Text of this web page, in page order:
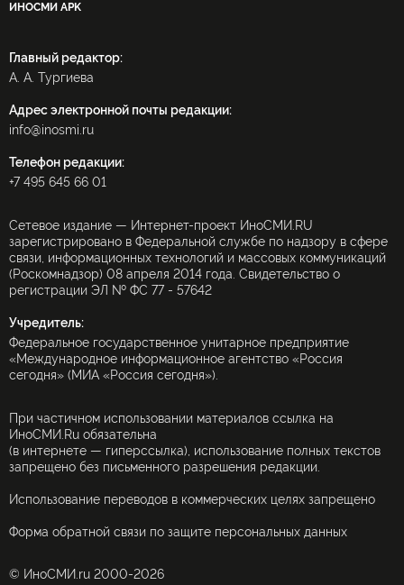
ИНОСМИ APK
Главный редактор:
А. А. Тургиева
Адрес электронной почты редакции:
info@inosmi.ru
Телефон редакции:
+7 495 645 66 01
Сетевое издание — Интернет-проект ИноСМИ.RU
зарегистрировано в Федеральной службе по надзору в сфере
связи, информационных технологий и массовых коммуникаций
(Роскомнадзор) 08 апреля 2014 года. Свидетельство о
регистрации ЭЛ № ФС 77 - 57642
Учредитель:
Федеральное государственное унитарное предприятие
«Международное информационное агентство «Россия
сегодня» (МИА «Россия сегодня»).
При частичном использовании материалов ссылка на
ИноСМИ.Ru обязательна
(в интернете — гиперссылка), использование полных текстов
запрещено без письменного разрешения редакции.
Использование переводов в коммерческих целях запрещено
Форма обратной связи по защите персональных данных
© ИноСМИ.ru 2000-2026